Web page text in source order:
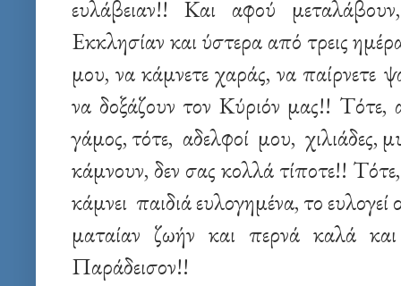
ευλάβειαν!! Και αφού
Εκκλησίαν και ύστερα από τρεις
μου, να κάμνετε χαράς, να παίρνετε
να δοξάζουν τον Κύριόν μας!! Τότε,
γάμος, τότε, αδελφοί μου, χιλιάδες,
κάμνουν, δεν σας κολλά τίποτε!!
κάμνει παιδιά ευλογημένα, το
ματαίαν ζωήν και περνά καλά και
Παράδεισον!!